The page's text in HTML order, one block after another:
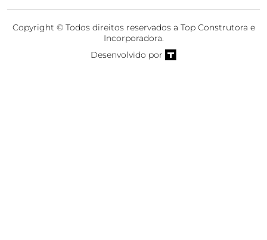
Copyright © Todos direitos reservados a Top Construtora e
Incorporadora.
Desenvolvido por